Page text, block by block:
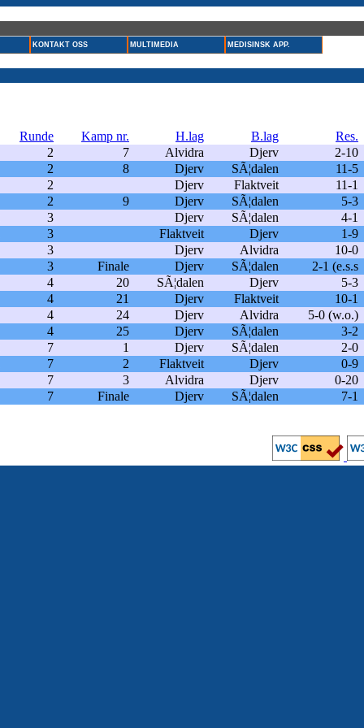
KONTAKT OSS MULTIMEDIA MEDISINSK APP.
Runde Kamp nr. H.lag B.lag Res.
2 7 Alvidra Djerv 2-10
2 8 Djerv SÃ¦dalen 11-5
2 Djerv Flaktveit 11-1
2 9 Djerv SÃ¦dalen 5-3
3 Djerv SÃ¦dalen 4-1
3 Flaktveit Djerv 1-9
3 Djerv Alvidra 10-0
3 Finale Djerv SÃ¦dalen 2-1 (e.s.s
4 20 SÃ¦dalen Djerv 5-3
4 21 Djerv Flaktveit 10-1
4 24 Djerv Alvidra 5-0 (w.o.)
4 25 Djerv SÃ¦dalen 3-2
7 1 Djerv SÃ¦dalen 2-0
7 2 Flaktveit Djerv 0-9
7 3 Alvidra Djerv 0-20
7 Finale Djerv SÃ¦dalen 7-1